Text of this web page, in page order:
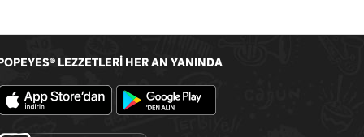
POPEYES® LEZZETLERİ HER AN YANINDA